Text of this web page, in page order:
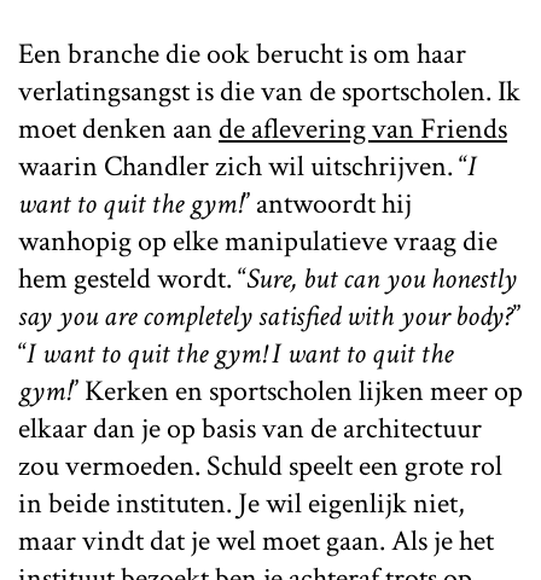
Een branche die ook berucht is om haar
verlatingsangst is die van de sportscholen. Ik
moet denken aande aflevering van Friends
waarin Chandler zich wil uitschrijven. “I
want to quit the gym!” antwoordt hij
wanhopig op elke manipulatieve vraag die
hem gesteld wordt. “Sure, but can you honestly
say you are completely satisfied with your body?”
“I want to quit the gym! I want to quit the
gym!” Kerken en sportscholen lijken meer op
elkaar dan je op basis van de architectuur
zou vermoeden. Schuld speelt een grote rol
in beide instituten. Je wil eigenlijk niet,
maar vindt dat je wel moet gaan. Als je het